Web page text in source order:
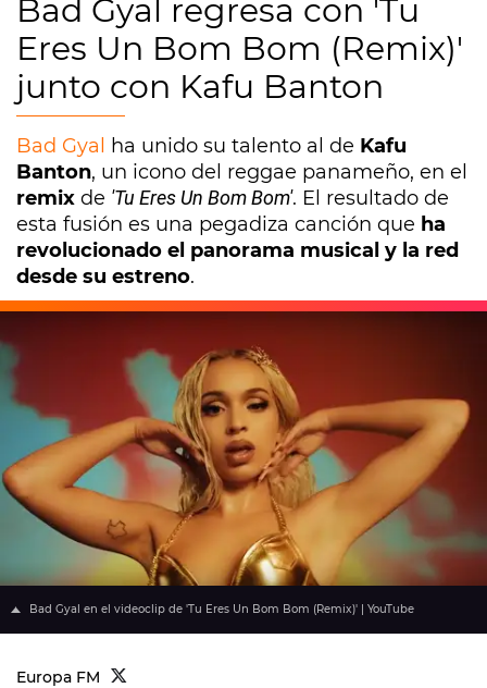
Bad Gyal regresa con 'Tu
Eres Un Bom Bom (Remix)'
junto con Kafu Banton
Bad Gyal ha unido su talento al de Kafu
Banton, un icono del reggae panameño, en el
remix de 'Tu Eres Un Bom Bom'. El resultado de
esta fusión es una pegadiza canción que ha
revolucionado el panorama musical y la red
desde su estreno.
Bad Gyal en el videoclip de 'Tu Eres Un Bom Bom (Remix)' | YouTube
Europa FM